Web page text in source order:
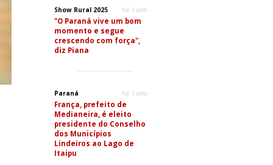
Show Rural 2025 há 1 ano
"O Paraná vive um bom
momento e segue
crescendo com força",
diz Piana
Paraná há 1 ano
França, prefeito de
Medianeira, é eleito
presidente do Conselho
dos Municípios
Lindeiros ao Lago de
Itaipu